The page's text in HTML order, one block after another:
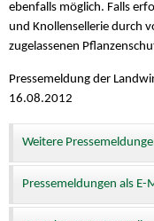
ebenfalls möglich. Falls
und Knollensellerie durch
zugelassenen
Pressemeldung der
16.08.2012
Weitere
Pressemeldungen als E-